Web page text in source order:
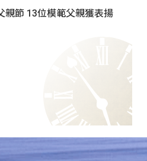
親節 13位模範父親獲表揚